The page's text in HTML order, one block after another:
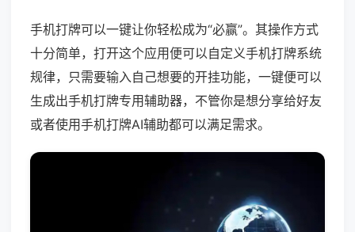
手机打牌可以一键让你轻松成为“必赢”。其操作方式
十分简单，打开这个应用便可以自定义手机打牌系统
规律，只需要输入自己想要的开挂功能，一键便可以
生成出手机打牌专用辅助器，不管你是想分享给好友
或者使用手机打牌AI辅助都可以满足需求。